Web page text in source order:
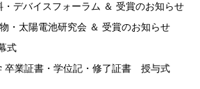
デバイスフォーラム ＆ 受賞のお知らせ
・太陽電池研究会 ＆ 受賞のお知らせ
式
卒業証書・学位記・修了証書 授与式